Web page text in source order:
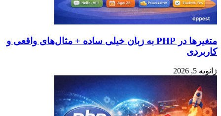
متغیرها در PHP به زبان خیلی ساده + مثال‌های واقعی و
کاربردی
ژانویه 5, 2026